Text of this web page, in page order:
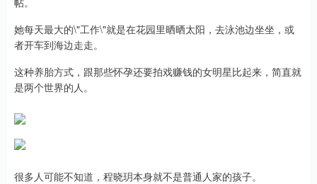
她每天最大的\"工作\"就是在花园里晒晒太阳，去泳池边坐坐，或
者开车到海边走走。
这种养胎方式，跟那些怀孕还要拍戏赚钱的女明星比起来，简直就
是两个世界的人。
很多人可能不知道，程晓玥本身就不是普通人家的孩子。